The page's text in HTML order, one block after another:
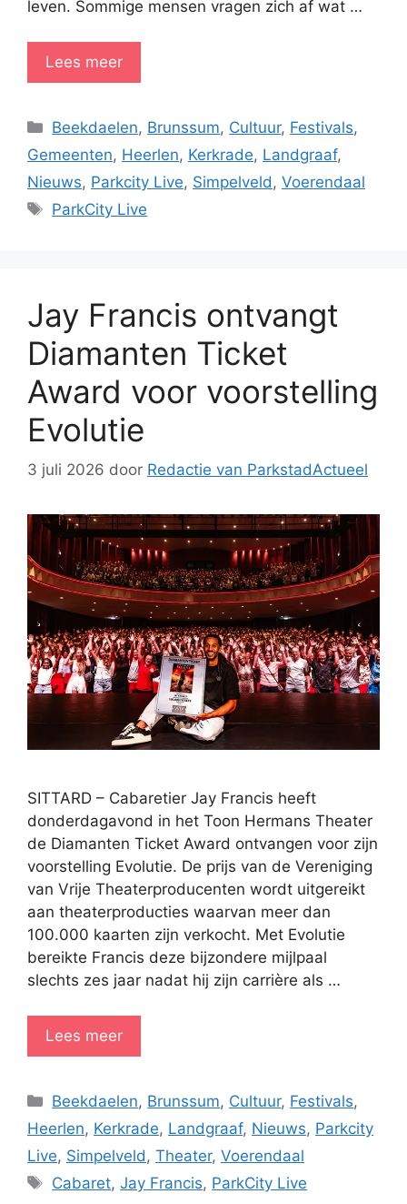
leven. Sommige mensen vragen zich af wat …
Lees meer
Categorieën
Beekdaelen, Brunssum, Cultuur, Festivals,
Gemeenten, Heerlen, Kerkrade, Landgraaf,
Nieuws, Parkcity Live, Simpelveld , Voerendaal
Tags
ParkCity Live
Jay Francis ontvangt
Diamanten Ticket
Award voor voorstelling
Evolutie
3 juli 2026 door Redactie van ParkstadActueel
SITTARD – Cabaretier Jay Francis heeft
donderdagavond in het Toon Hermans Theater
de Diamanten Ticket Award ontvangen voor zijn
voorstelling Evolutie. De prijs van de Vereniging
van Vrije Theaterproducenten wordt uitgereikt
aan theaterproducties waarvan meer dan
100.000 kaarten zijn verkocht. Met Evolutie
bereikte Francis deze bijzondere mijlpaal
slechts zes jaar nadat hij zijn carrière als …
Lees meer
Categorieën
Beekdaelen, Brunssum, Cultuur, Festivals,
Heerlen, Kerkrade, Landgraaf, Nieuws, Parkcity
Live, Simpelveld , Theater, Voerendaal
Tags
Cabaret,Jay Francis, ParkCity Live